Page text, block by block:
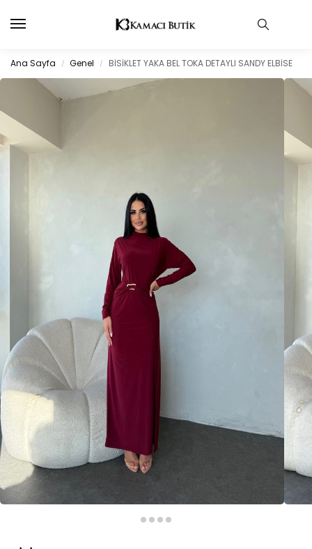
Ana Sayfa / Genel / BİSİKLET YAKA BEL TOKA DETAYLI SANDY ELBİSE